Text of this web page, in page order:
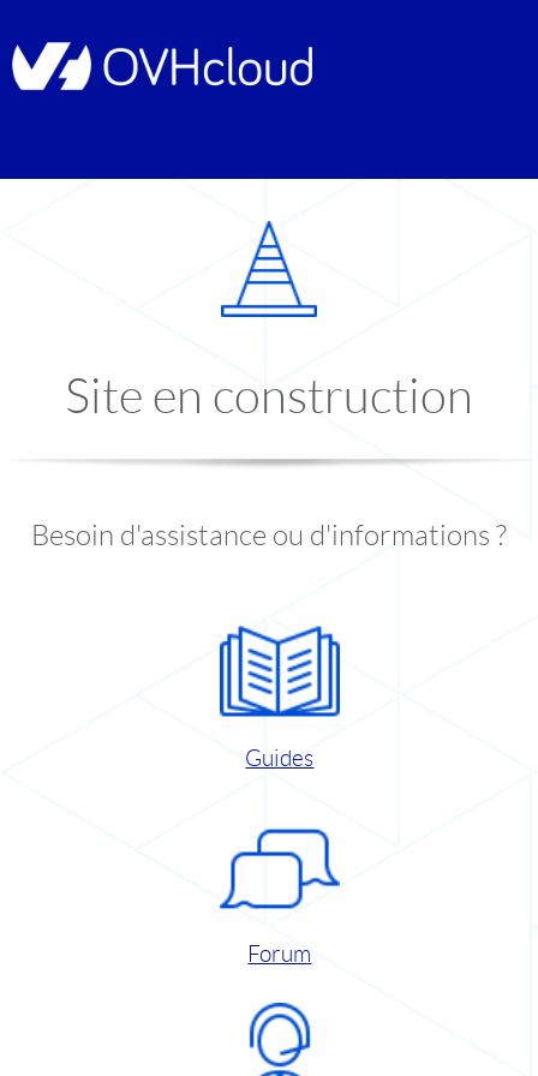
Site en construction
Besoin d'assistance ou d'informations ?
Guides
Forum